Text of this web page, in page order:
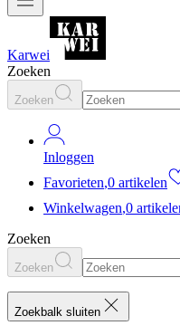
Karwei
Zoeken
Zoeken
Inloggen
Favorieten,0 artikelen
Winkelwagen,0
Zoeken
Zoeken
Zoekbalk sluiten